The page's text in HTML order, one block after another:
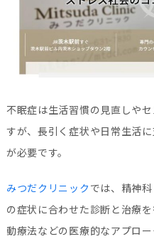
不眠症は生活習慣の見直しや
すが、長引く症状や日常生活
が必要です。
みつだクリニック では、精神
の症状に合わせた診断と治療
動療法などの医療的なアプロ